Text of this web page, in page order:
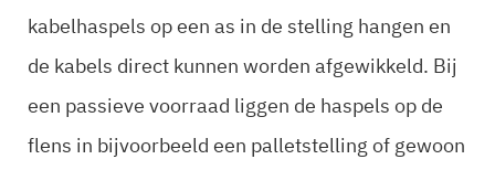
kabelhaspels op een as in de stelling hangen en
de kabels direct kunnen worden afgewikkeld. Bij
een passieve voorraad liggen de haspels op de
flens in bijvoorbeeld een palletstelling of gewoon